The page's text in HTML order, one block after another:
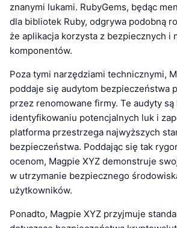
znanymi lukami. RubyGems, będąc
dla bibliotek Ruby, odgrywa podobną
że aplikacja korzysta z bezpiecznych i
komponentów.
Poza tymi narzędziami technicznymi,
poddaje się audytom bezpieczeństwa
przez renomowane firmy. Te audyty
identyfikowaniu potencjalnych luk i
platforma przestrzega najwyższych
bezpieczeństwa. Poddając się tak
ocenom, Magpie XYZ demonstruje
w utrzymanie bezpiecznego
użytkowników.
Ponadto, Magpie XYZ przyjmuje